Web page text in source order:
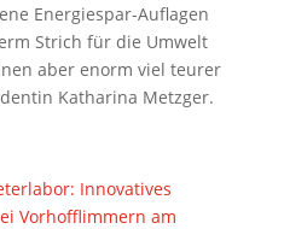
Energiespar-Auflagen
Strich für die Umwelt
aber enorm viel teurer
Katharina Metzger.
Innovatives
Vorhofflimmern am